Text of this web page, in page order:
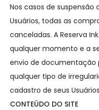
Nos casos de
Usuários, todas as
canceladas. A Reserva
qualquer momento e a
envio de documentação
qualquer tipo de
cadastro de seus
CONTEÚDO DO SITE